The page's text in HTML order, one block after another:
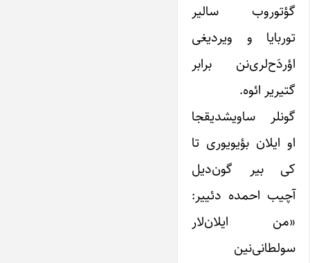
گؤتوروب سالیر
توربایا و ویردیغی
اؤردَح‌لری‌نن برابر
گتیریر ائوه.
گونلر ساویشدیقجا
او ایلان بؤیویوری تا
کی بیر گون‌دیل
آچیب احمده دئییر:
«من ایلان‌لار
سولطانی‌نین